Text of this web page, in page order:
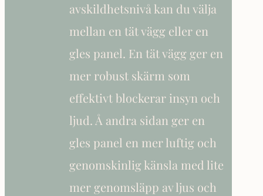
avskildhetsnivå kan du välja
mellan en tät vägg eller en
gles panel. En tät vägg ger en
mer robust skärm som
effektivt blockerar insyn och
ljud. Å andra sidan ger en
gles panel en mer luftig och
genomskinlig känsla med lite
mer genomsläpp av ljus och